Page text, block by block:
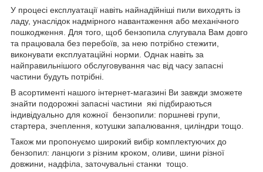
У процесі експлуатації навіть найнадійніші пили виходять із
ладу, унаслідок надмірного навантаження або механічного
пошкодження. Для того, щоб бензопила слугувала Вам довго
та працювала без перебоїв, за нею потрібно стежити,
виконувати експлуатаційні норми. Однак навіть за
найправильнішого обслуговування час від часу запасні
частини будуть потрібні.
В асортименті нашого інтернет-магазині Ви завжди зможете
знайти подорожні запасні частини які підбираються
індивідуально для кожної бензопили: поршневі групи,
стартера, зчеплення, котушки запалювання, циліндри тощо.
Також ми пропонуємо широкий вибір комплектуючих до
бензопил: ланцюги з різним кроком, оливи, шини різної
довжини, надфіла, заточувальні станки тощо.